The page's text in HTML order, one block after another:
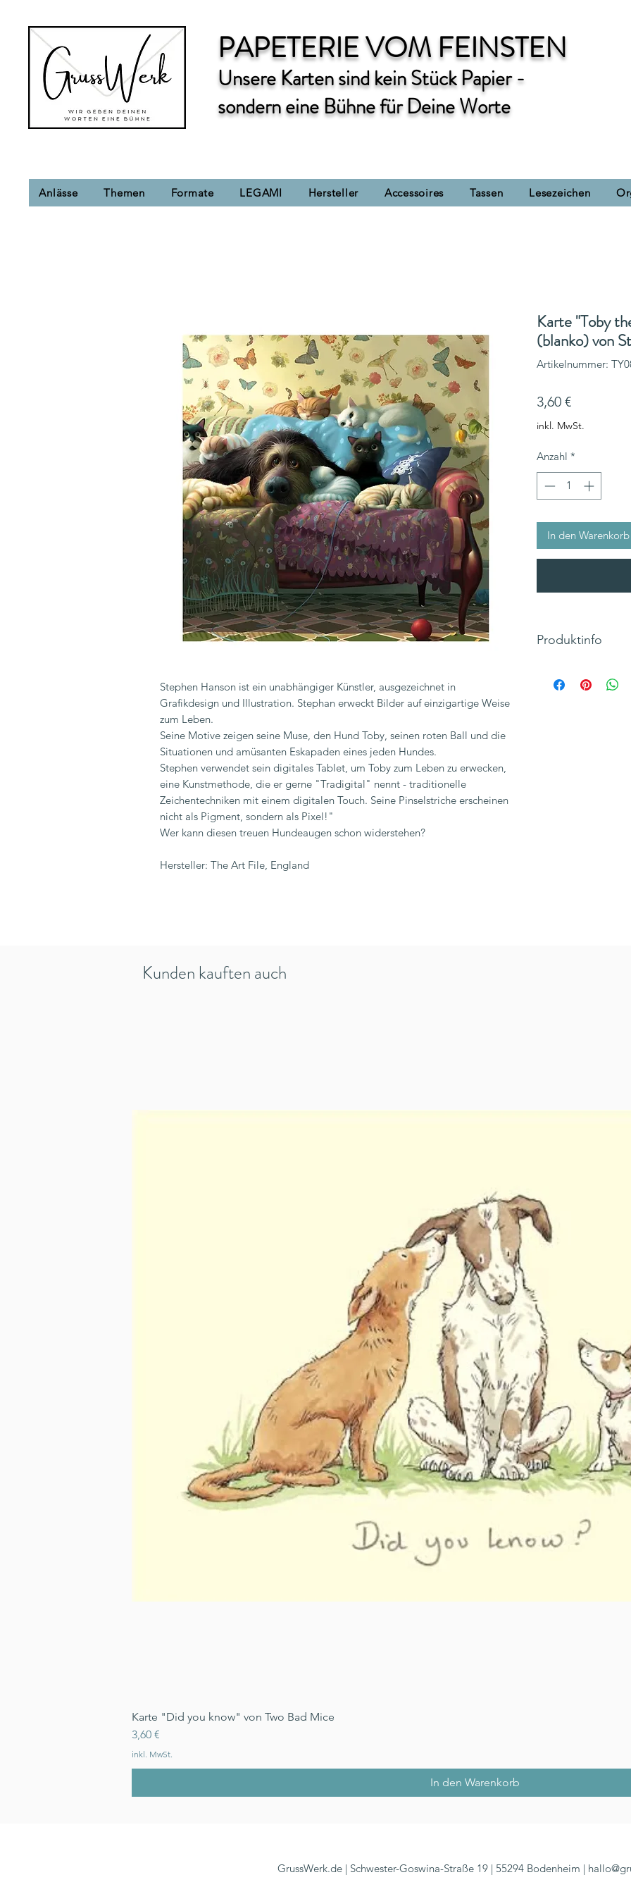
PAPETERIE VOM FEINSTEN
Unsere Karten sind kein Stück Papier -
sondern eine Bühne für Deine Worte
Anlässe Themen Formate LEGAMI Hersteller Accessoires Tassen Lesezeichen
Stephen Hanson ist ein unabhängiger Künstler, ausgezeichnet in
Grafikdesign und Illustration. Stephan erweckt Bilder auf einzigartige Weise
zum Leben.
Seine Motive zeigen seine Muse, den Hund Toby, seinen roten Ball und die
Situationen und amüsanten Eskapaden eines jeden Hundes.
Stephen verwendet sein digitales Tablet, um Toby zum Leben zu erwecken,
eine Kunstmethode, die er gerne "Tradigital" nennt - traditionelle
Zeichentechniken mit einem digitalen Touch. Seine Pinselstriche erscheinen
nicht als Pigment, sondern als Pixel!"
Wer kann diesen treuen Hundeaugen schon widerstehen?
Hersteller: The Art File, England
Karte "Toby
(blanko) von
Artikelnummer:
3,60 €Preis
inkl. MwSt.
Anzahl *
In den Warenkorb
Produktinfo
Text: kein Text
Kunden kauften auch
Karte "Did you know" von Two Bad Mice
Preis
3,60 €
inkl. MwSt.
In den Warenkorb
GrussWerk.de | Schwester-Goswina-Straße 19 | 55294 Bodenheim |